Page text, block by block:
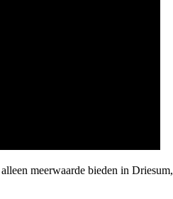
meerwaarde bieden in